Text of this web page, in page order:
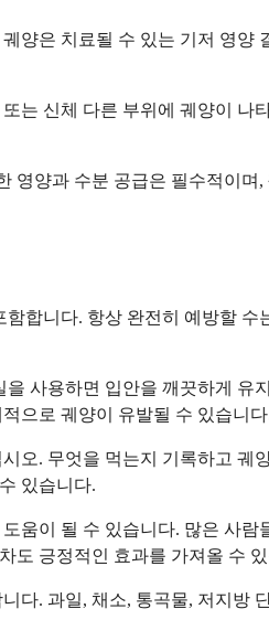
양은 치료될 수 있는 기저 영
는 신체 다른 부위에 궤양이
양과 수분 공급은 필수적이
합니다. 항상 완전히 예방할
사용하면 입안을 깨끗하게
으로 궤양이 유발될 수 있습니
오. 무엇을 먹는지 기록하고
있습니다.
움이 될 수 있습니다. 많은 사
도 긍정적인 효과를 가져올 수
. 과일, 채소, 통곡물, 저지방